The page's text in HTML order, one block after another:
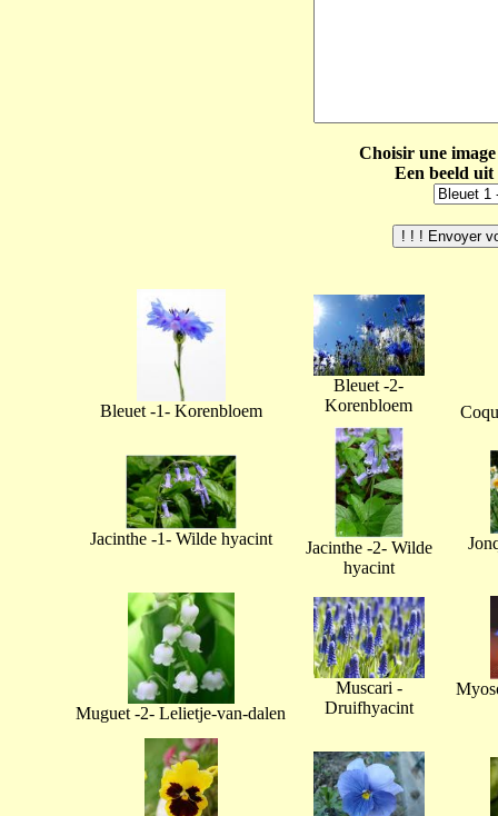
Choisir une
Een beeld
Bleuet -1- Korenbloem
Bleuet -2-
Korenbloem
Jacinthe -1- Wilde hyacint
Jacinthe -2- Wilde
hyacint
Muguet -2- Lelietje-van-dalen
Muscari -
Druifhyacint